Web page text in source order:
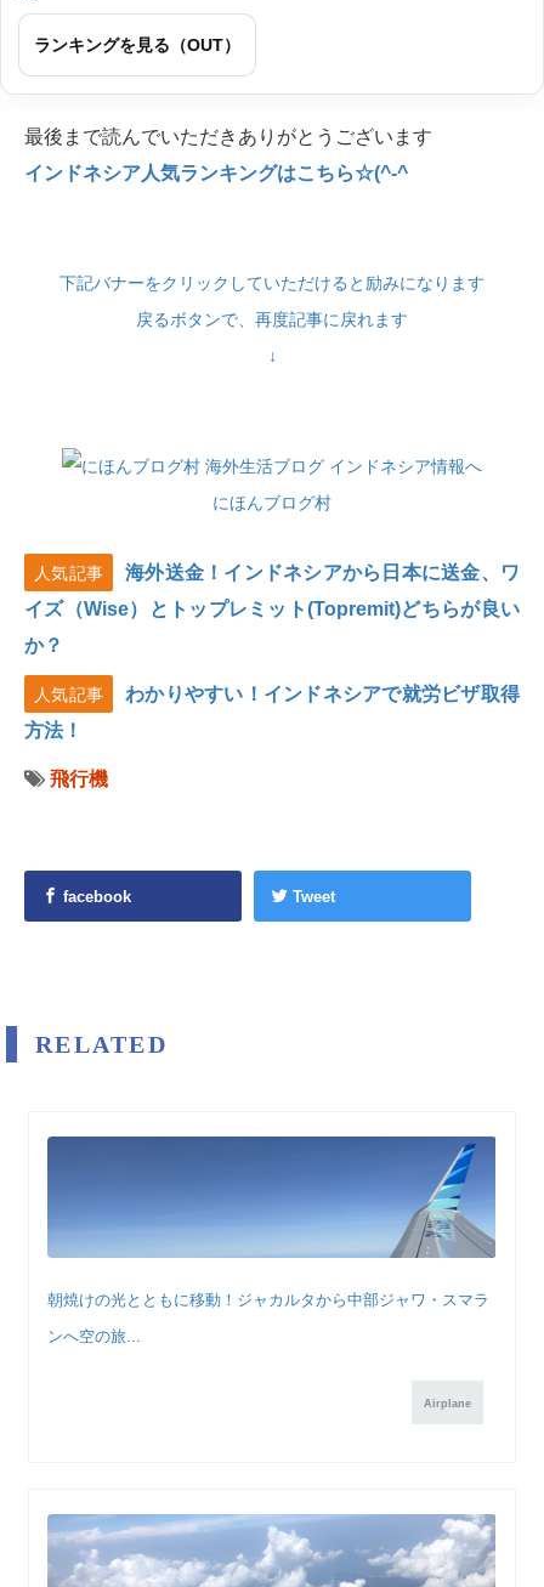
ランキングを見る（OUT）
最後まで読んでいただきありがとうございます
インドネシア人気ランキングはこちら☆(^-^
下記バナーをクリックしていただけると励みになります
戻るボタンで、再度記事に戻れます
↓
にほんブログ村
人気記事
海外送金！インドネシアから日本に送金、ワ
イズ（Wise）とトップレミット(Topremit)どちらが良い
か？
人気記事
わかりやすい！インドネシアで就労ビザ取得
方法！
飛行機
facebook Tweet
RELATED
朝焼けの光とともに移動！ジャカルタから中部ジャワ・スマラ
ンへ空の旅...
Airplane